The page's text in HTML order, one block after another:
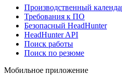
Производственный
Требования к ПО
Безопасный HeadHunter
HeadHunter API
Поиск работы
Поиск по резюме
Мобильное приложение